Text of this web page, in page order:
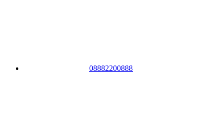
08882200888